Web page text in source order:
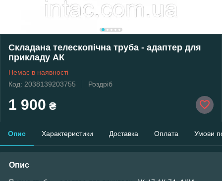
Складана телескопічна труба - адаптер для
прикладу АК
Немає в наявності
Код: 2038139203755
Роздріб
1 900 ₴
Опис Характеристики Доставка Оплата Умови
Опис